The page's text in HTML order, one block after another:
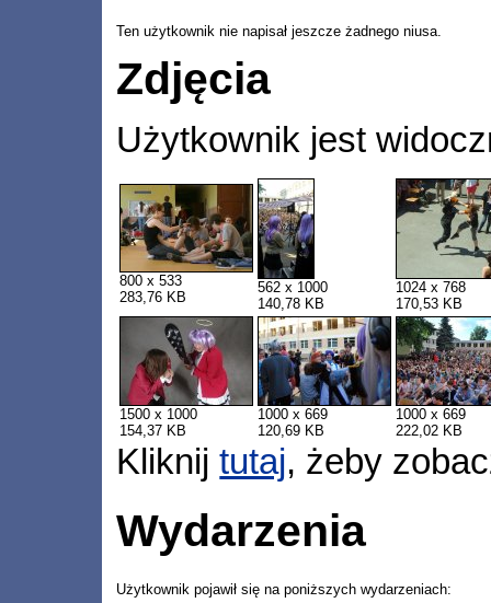
Ten użytkownik nie napisał jeszcze żadnego niusa.
Zdjęcia
Użytkownik jest
800 x 533
283,76 KB
562 x 1000
140,78 KB
1024 x 768
170,53 KB
1500 x 1000
154,37 KB
1000 x 669
120,69 KB
1000 x 669
222,02 KB
Kliknijtutaj, żeby
Wydarzenia
Użytkownik pojawił się na poniższych wydarzeniach: